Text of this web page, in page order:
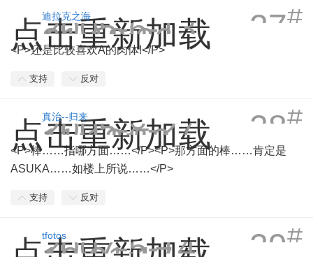
点击重新加载 27#
迪拉克之海
2005-6-13
21:18:36
<P>还是比较喜欢A的肉体!</P>
支持 反对
点击重新加载 28#
真治--归来
2005-8-27
11:12:52
<P>棒……指哪方面……</P><P>那方面的棒……肯定是
ASUKA……如楼上所说……</P>
支持 反对
29#
tfotos
2007-5-14